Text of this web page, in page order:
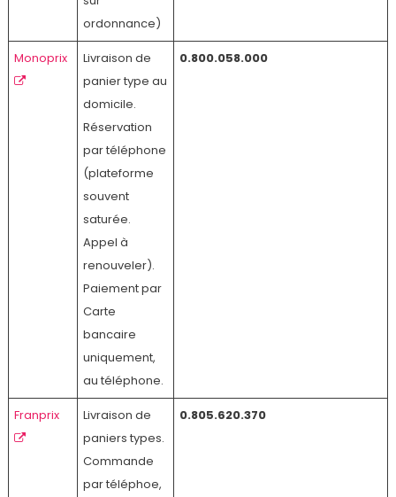
ordonnance)
Monoprix
Livraison de
panier type au
domicile.
Réservation
par téléphone
(plateforme
souvent
saturée.
Appel à
renouveler).
Paiement par
Carte
bancaire
uniquement,
au téléphone.
0.800.058.000
Franprix
Livraison de
paniers types.
Commande
par téléphoe,
0.805.620.370